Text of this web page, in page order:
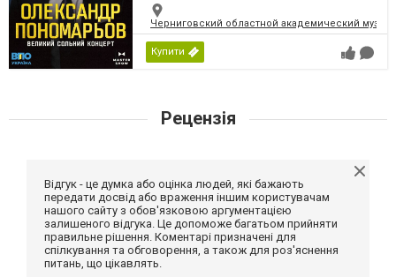
Черниговский областной академический
Купити
Рецензія
Відгук - це думка або оцінка людей, які бажають
передати досвід або враження іншим користувачам
нашого сайту з обов'язковою аргументацією
залишеного відгука. Це допоможе багатьом прийняти
правильне рішення. Коментарі призначені для
спілкування та обговорення, а також для роз'яснення
питань, що цікавлять.